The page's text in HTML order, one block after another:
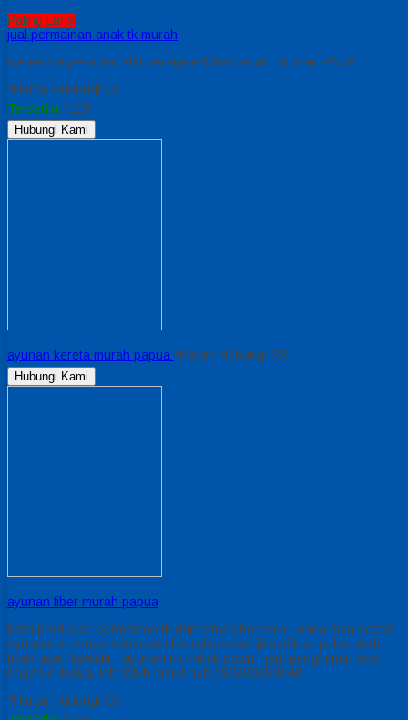
Paling Laris
jual permainan anak tk murah
menerima pesanan alat peraga edukasi anak TK atau PAUD
*Harga Hubungi CS
Tersedia / 115
Hubungi Kami
ayunan kereta murah papua *Harga Hubungi CS
Hubungi Kami
ayunan fiber murah papua
kami produsen permainan tk dan taman bermain , anda bisa pesan
ayunan ini dengan dudukan fiberglass dan jika di luar pulau anda
tidak usah kawatir , ayunan ini knock down , jadi pengiriman lebih
ringan di biaya. info lebih lanjut hub 085230550048
*Harga Hubungi CS